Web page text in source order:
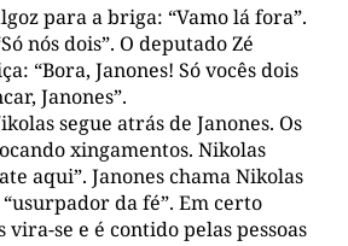
para a briga: “Vamo lá fora”.
nós dois”. O deputado Zé
“Bora, Janones! Só vocês dois
Janones”.
segue atrás de Janones. Os
xingamentos. Nikolas
aqui”. Janones chama Nikolas
da fé”. Em certo
vira-se e é contido pelas pessoas